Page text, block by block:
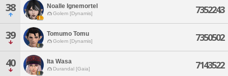
38 Noalle Ignemortel
Golem [Dynamis] 7352243
39 Tomumo Tomu
Golem [Dynamis] 7350502
40 Ita Wasa
Durandal [Gaia] 7143522